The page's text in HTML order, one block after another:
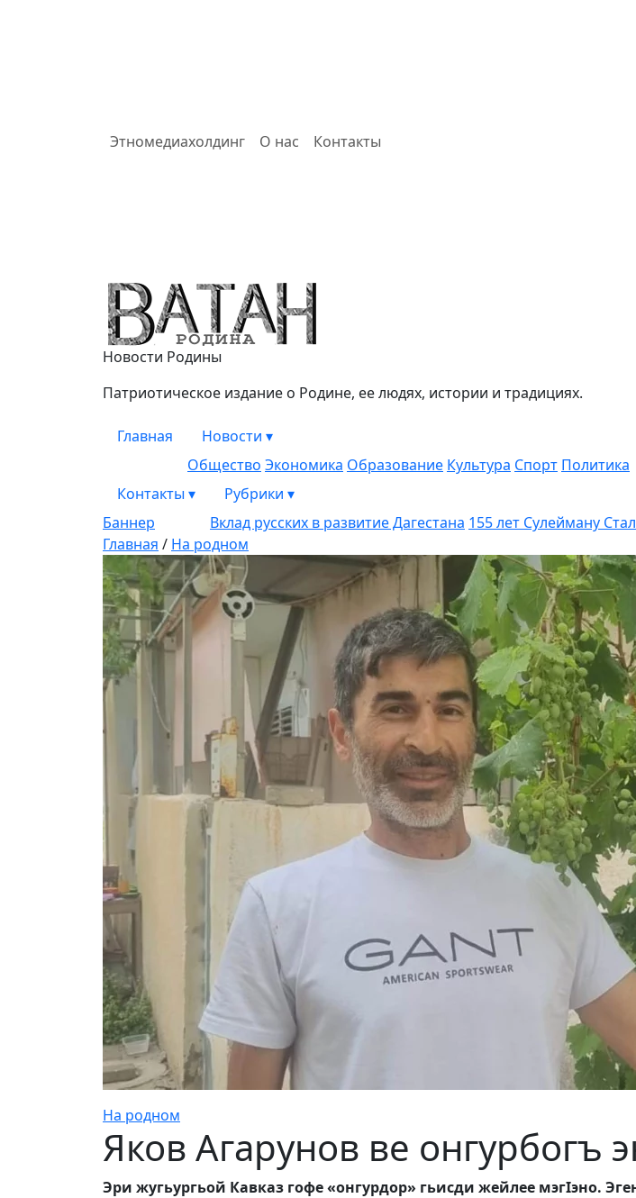
Этномедиахолдинг О нас Контакты
Ватан
Новости Родины
Патриотическое издание о Родине, ее людях, истории и традициях.
Главная Новости ▾
Общество Экономика Образование Культура Спорт Политика
Контакты ▾
Баннер
Рубрики ▾
Вклад русских в развитие Дагестана 155 лет Сулейману
Главная / На родном
На родном
Яков Агарунов ве онгурбогъ
Эри жугьургьой Кавказ гофе «онгурдор» гьисди жейлее мэгIэно.